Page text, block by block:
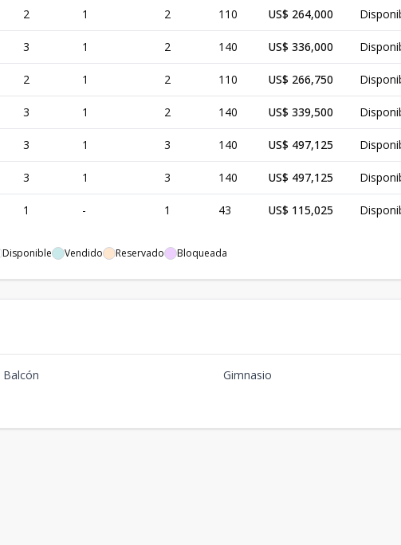
2 1 2 110 US$ 264,000
3 1 2 140 US$ 336,000
2 1 2 110 US$ 266,750
3 1 2 140 US$ 339,500
3 1 3 140 US$ 497,125
3 1 3 140 US$ 497,125
1 - 1 43 US$ 115,025
Disponible Vendido Reservado Bloqueada
Balcón
Gimnasio